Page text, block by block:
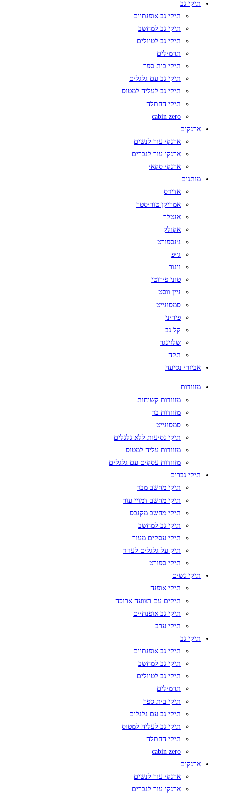
תיקי גב
תיקי גב אופנתיים
תיקי גב למחשב
תיקי גב לטיולים
תרמילים
תיקי בית ספר
תיקי גב עם גלגלים
תיקי גב לעליה למטוס
תיקי החתלה
cabin zero
ארנקים
ארנקי עור לנשים
ארנקי עור לגברים
ארנקי סקאי
מותגים
אדידס
אמריקן טוריסטר
אנטלר
אקולק
ג׳נספורט
ג׳יפ
ויגור
טוני פירוטי
ניין ווסט
סמסונייט
פיריני
קל גב
שלזינגר
תקה
אביזרי נסיעה
מזוודות
מזוודות קשיחות
מזוודות בד
סמסונייט
תיקי נסיעות ללא גלגלים
מזוודות עליה למטוס
מזוודות עסקים עם גלגלים
תיקי גברים
תיקי מחשב מבד
תיקי מחשב דמויי עור
תיקי מחשב מקנבס
תיקי גב למחשב
תיקי עסקים מעור
תיק על גלגלים לעו״ד
תיקי ספורט
תיקי נשים
תיקי אופנה
תיקים עם רצועה ארוכה
תיקי גב אופנתיים
תיקי ערב
תיקי גב
תיקי גב אופנתיים
תיקי גב למחשב
תיקי גב לטיולים
תרמילים
תיקי בית ספר
תיקי גב עם גלגלים
תיקי גב לעליה למטוס
תיקי החתלה
cabin zero
ארנקים
ארנקי עור לנשים
ארנקי עור לגברים